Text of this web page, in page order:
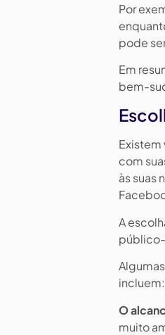
Por
pode
Em
bem-
Existem
com
às suas
A
incluem:
O
muito